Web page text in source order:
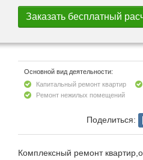
Основной вид деятельности:
Капитальный ремонт квартир
Ремонт нежилых помещений
Поделиться:
Комплексный ремонт